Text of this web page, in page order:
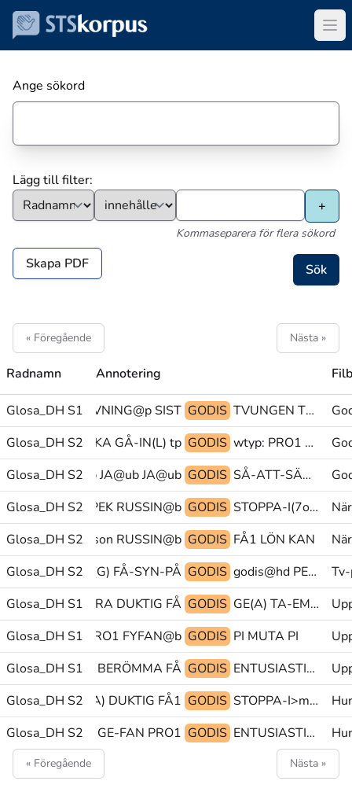
Ange sökord
Lägg till filter:
Kommaseparera för flera sökord
Skapa PDF
« Föregående Nästa »
Radnamn Annotering
Glosa_DH S1 SIST GODIS TVUNGEN TRE PÅSE
Glosa_DH S2
BANSTRÄCKA GÅ-IN(L) tp@& GODIS wtyp: PRO1 wtyp:
Glosa_DH S2JA@ub JA@ub JA@ub GODIS SÅ-ATT-SÄGA MUTA BÄTTRE(J>B)@z
Glosa_DH S2LÖN PEK RUSSIN@b GODIS STOPPA-I(7o)@rd>mun MINNAS(5) PEK>person
Glosa_DH S2
PEK>person RUSSIN@b GODIS FÅ1 LÖN KAN
Glosa_DH S2
GLOSA:GE(G) FÅ-SYN-PÅ GODIS godis@hd PEK>hals FÖRFLYTTA-DIT(L)
Glosa_DH S1
BRA DUKTIG FÅ GODIS GE(A) TA-EMOT(Jv) ENTUSIASTISK
Glosa_DH S1
MINNAS(5) PRO1 FYFAN@b GODIS PI MUTA PI
Glosa_DH S1wtyp: BERÖMMA FÅ GODIS ENTUSIASTISK GLOSA:(?) DUKTIG.GRAD
Glosa_DH S2
GLOSA:(SÄGA) DUKTIG FÅ1 GODIS STOPPA-I>mun 4typ:tugga MUTA
Glosa_DH S2PRO1 GE-FAN PRO1 GODIS ENTUSIASTISK 4typ:tugga zzz@z
« Föregående Nästa »